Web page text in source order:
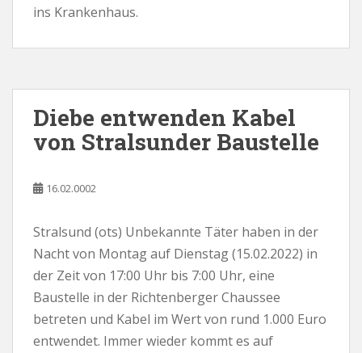
ins Krankenhaus.
Diebe entwenden Kabel
von Stralsunder Baustelle
16.02.0002
Stralsund (ots) Unbekannte Täter haben in der
Nacht von Montag auf Dienstag (15.02.2022) in
der Zeit von 17:00 Uhr bis 7:00 Uhr, eine
Baustelle in der Richtenberger Chaussee
betreten und Kabel im Wert von rund 1.000 Euro
entwendet. Immer wieder kommt es auf